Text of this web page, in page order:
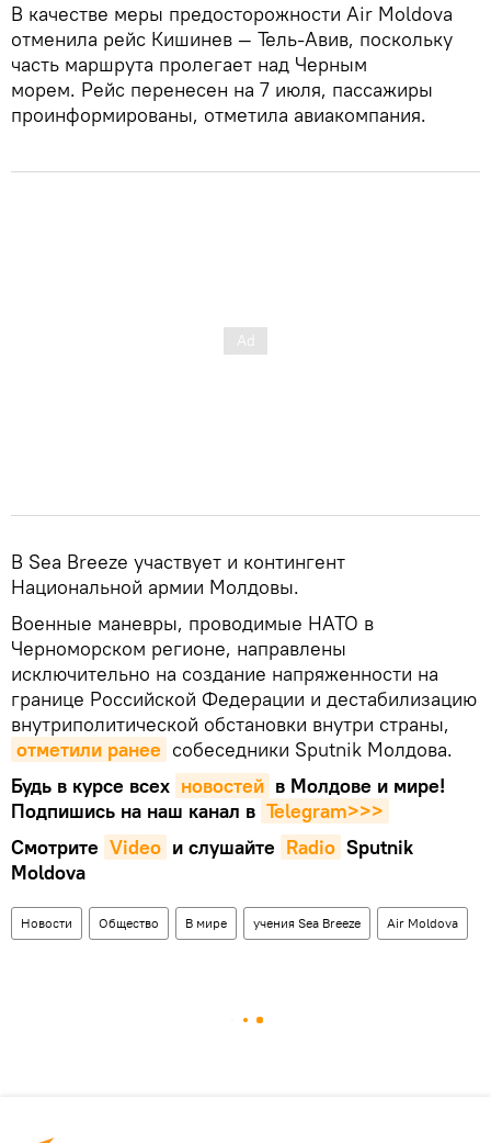
В качестве меры предосторожности Air Moldova
отменила рейс Кишинев — Тель-Авив, поскольку
часть маршрута пролегает над Черным
морем. Рейс перенесен на 7 июля, пассажиры
проинформированы, отметила авиакомпания.
В Sea Breeze участвует и контингент
Национальной армии Молдовы.
Военные маневры, проводимые НАТО в
Черноморском регионе, направлены
исключительно на создание напряженности на
границе Российской Федерации и дестабилизацию
внутриполитической обстановки внутри страны,
отметили ранее собеседники Sputnik Молдова.
Будь в курсе всех новостей в Молдове и мире!
Подпишись на наш канал в Telegram>>>
Смотрите Video и слушайте Radio Sputnik
Moldova
Новости Общество В мире учения Sea Breeze Air Moldova